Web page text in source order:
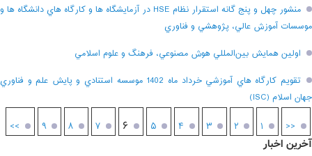
منشور چهل و پنج گانه استقرار نظام HSE در آزمايشگاه ها و کارگاه هاي دانشگاه ها و
موسسات آموزش عالي، پژوهشي و فناوري
اولين همايش بين‌المللي هوش مصنوعي، فرهنگ و علوم اسلامي
تقويم کارگاه هاي آموزشي خرداد ماه 1402 موسسه استنادي و پايش علم و فناوري
جهان اسلام (ISC)
<< ۱ ۲ ۳ ۴ ۵ ۶ ۷ ۸ ۹ >>
آخرین اخبار